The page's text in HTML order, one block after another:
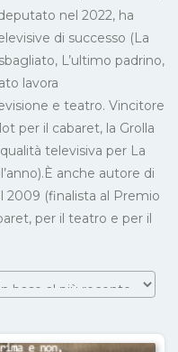
nel 2022, ha
di successo (La
L’ultimo padrino,
lavora
e teatro. Vincitore
per il cabaret, la Grolla
televisiva per La
anche autore di
2009 (finalista al Premio
per il teatro e per il